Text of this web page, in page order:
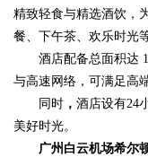
精致轻食与精选酒饮，
餐、下午茶、欢乐时光
酒店配备总面积达
与高速网络，可满足高
同时 ， 酒店设有24
美好时光。
广州白云机场希尔